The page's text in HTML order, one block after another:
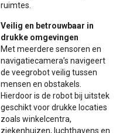
ruimtes.
Veilig en betrouwbaar in
drukke omgevingen
Met meerdere sensoren en
navigatiecamera’s navigeert
de veegrobot veilig tussen
mensen en obstakels.
Hierdoor is de robot bij uitstek
geschikt voor drukke locaties
zoals winkelcentra,
ziekenhuizen, luchthavens en